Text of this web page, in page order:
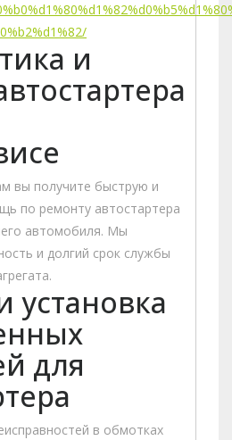
и
вы получите быструю и
по ремонту автостартера
автомобиля. Мы
и долгий срок службы
установка
для
в обмотках